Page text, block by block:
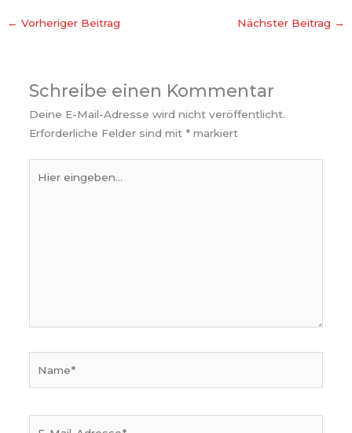
← Vorheriger Beitrag Nächster Beitrag →
Schreibe einen Kommentar
Deine E-Mail-Adresse wird nicht veröffentlicht.
Erforderliche Felder sind mit *markiert
eingeben…